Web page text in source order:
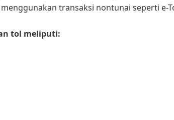
transaksi nontunai seperti e-
tol meliputi: